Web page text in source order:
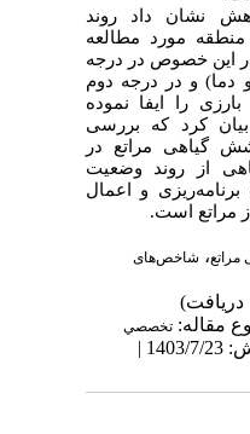
نشان داد روند
مورد
مطالعه
این خصوص در درجه
دما) و در درجه دوم
را ایفا نموده
کرد که بررسی
گیاهی مراتع در
از روند وضعیت
و اعمال
مراتع است.
مراتع، شاخص‌های
مقاله: تخصصي
دریافت: 1402/12/16 | پذیرش: 1403/7/23 |